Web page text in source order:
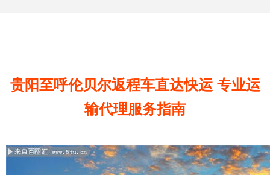
贵阳至呼伦贝尔返程车直达快运 专业运
输代理服务指南